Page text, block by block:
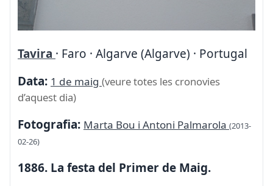
Tavira · Faro · Algarve (Algarve) · Portugal
Data: 1 de maig (veure totes les cronovies
d’aquest dia)
Fotografia: Marta Bou i Antoni Palmarola (2013-
02-26)
1886. La festa del Primer de Maig.